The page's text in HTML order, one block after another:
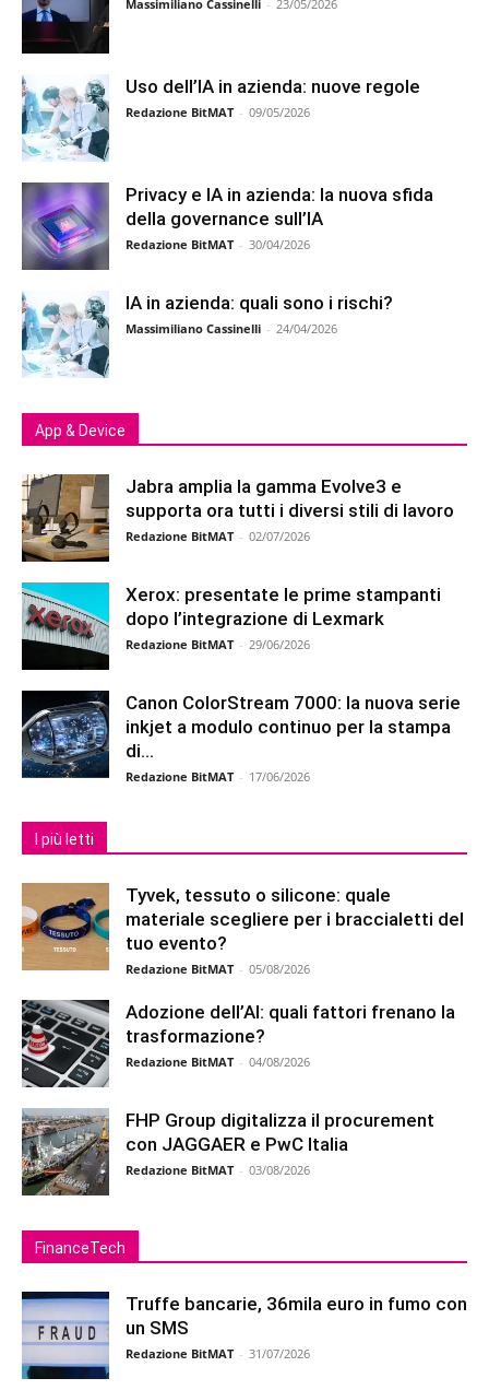
Massimiliano Cassinelli - 23/05/2026
Uso dell’IA in azienda: nuove regole
Redazione BitMAT - 09/05/2026
Privacy e IA in azienda: la nuova sfida
della governance sull’IA
Redazione BitMAT - 30/04/2026
IA in azienda: quali sono i rischi?
Massimiliano Cassinelli - 24/04/2026
App & Device
Jabra amplia la gamma Evolve3 e
supporta ora tutti i diversi stili di lavoro
Redazione BitMAT - 02/07/2026
Xerox: presentate le prime stampanti
dopo l’integrazione di Lexmark
Redazione BitMAT - 29/06/2026
Canon ColorStream 7000: la nuova serie
inkjet a modulo continuo per la stampa
di...
Redazione BitMAT - 17/06/2026
I più letti
Tyvek, tessuto o silicone: quale
materiale scegliere per i braccialetti del
tuo evento?
Redazione BitMAT - 05/08/2026
Adozione dell’AI: quali fattori frenano la
trasformazione?
Redazione BitMAT - 04/08/2026
FHP Group digitalizza il procurement
con JAGGAER e PwC Italia
Redazione BitMAT - 03/08/2026
FinanceTech
Truffe bancarie, 36mila euro in fumo con
un SMS
Redazione BitMAT - 31/07/2026